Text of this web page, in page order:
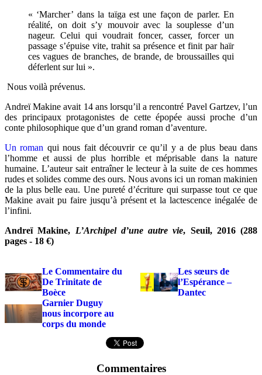
« ‘Marcher’ dans la taïga est une façon de parler. En
réalité, on doit s’y mouvoir avec la souplesse d’un
nageur. Celui qui voudrait foncer, casser, forcer un
passage s’épuise vite, trahit sa présence et finit par haïr
ces vagues de branches, de brande, de broussailles qui
déferlent sur lui ».
Nous voilà prévenus.
Andreï Makine avait 14 ans lorsqu’il a rencontré Pavel Gartzev, l’un
des principaux protagonistes de cette épopée aussi proche d’un
conte philosophique que d’un grand roman d’aventure.
Un roman qui nous fait découvrir ce qu’il y a de plus beau dans
l’homme et aussi de plus horrible et méprisable dans la nature
humaine. L’auteur sait entraîner le lecteur à la suite de ces hommes
rudes et solides comme des ours. Nous avons ici un roman makinien
de la plus belle eau. Une pureté d’écriture qui surpasse tout ce que
Makine avait pu faire jusqu’à présent et la lactescence inégalée de
l’infini.
Andreï Makine, L’Archipel d’une autre vie, Seuil, 2016 (288
pages - 18 €)
Le Commentaire du
De Trinitate de
Boèce
Les sœurs de
l’Espérance –
Dantec
Garnier Duguy
nous incorpore au
corps du monde
Commentaires